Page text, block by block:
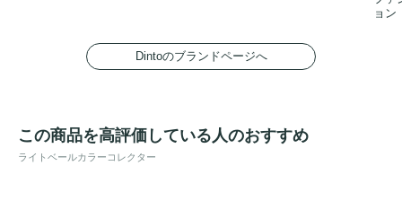
ョン
Dintoのブランドページへ
この商品を高評価している人のおすすめ
ライトベールカラーコレクター